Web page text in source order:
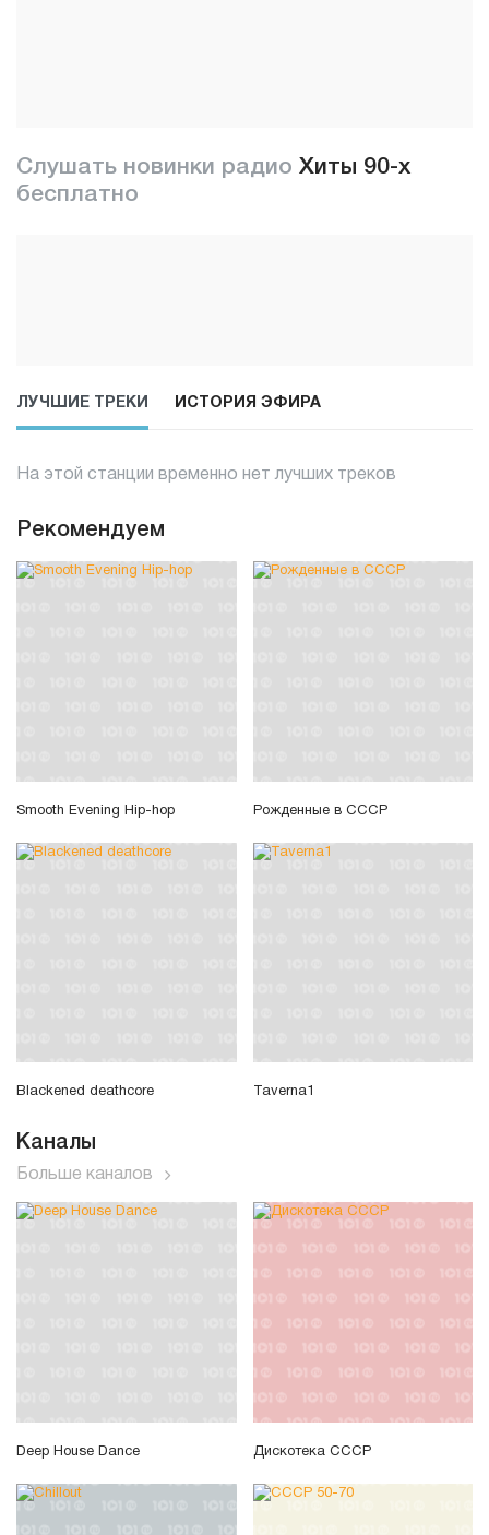
Слушать новинки радио Хиты 90-x
бесплатно
ЛУЧШИЕ ТРЕКИ ИСТОРИЯ ЭФИРА
На этой станции временно нет лучших треков
Рекомендуем
Smooth Evening Hip-hop Рожденные в СССР
Blackened deathcore Taverna1
Каналы
Больше каналов
Deep House Dance Дискотека СССР